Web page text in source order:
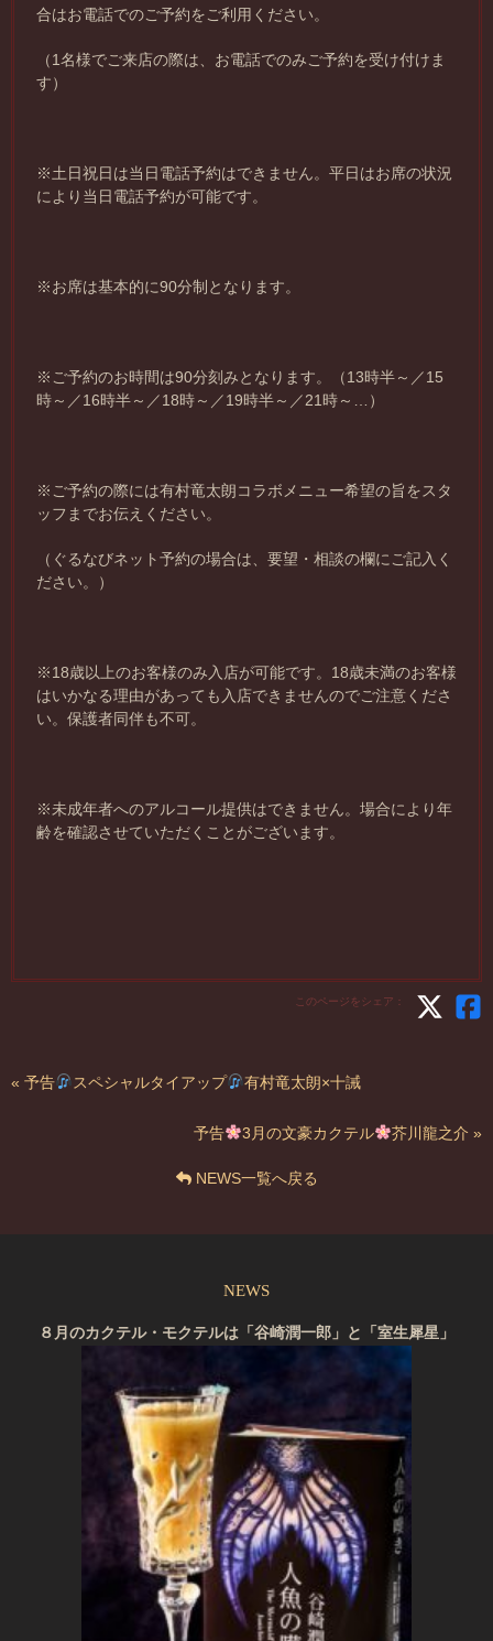
合はお電話でのご予約をご利用ください。
（1名様でご来店の際は、お電話でのみご予約を受け付けま
す）
※土日祝日は当日電話予約はできません。平日はお席の状況
により当日電話予約が可能です。
※お席は基本的に90分制となります。
※ご予約のお時間は90分刻みとなります。（13時半～／15
時～／16時半～／18時～／19時半～／21時～…）
※ご予約の際には有村竜太朗コラボメニュー希望の旨をスタ
ッフまでお伝えください。
（ぐるなびネット予約の場合は、要望・相談の欄にご記入く
ださい。）
※18歳以上のお客様のみ入店が可能です。18歳未満のお客様
はいかなる理由があっても入店できませんのでご注意くださ
い。保護者同伴も不可。
※未成年者へのアルコール提供はできません。場合により年
齢を確認させていただくことがございます。
このページをシェア：
« 予告 スペシャルタイアップ 有村竜太朗×十誡
予告 3月の文豪カクテル 芥川龍之介 »
NEWS一覧へ戻る
NEWS
８月のカクテル・モクテルは「谷崎潤一郎」と「室生犀星」